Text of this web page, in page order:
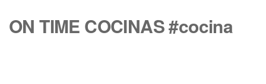
ON TIME COCINAS #cocina